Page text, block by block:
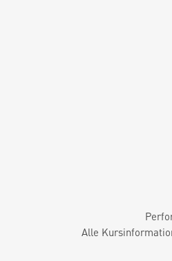
Alle